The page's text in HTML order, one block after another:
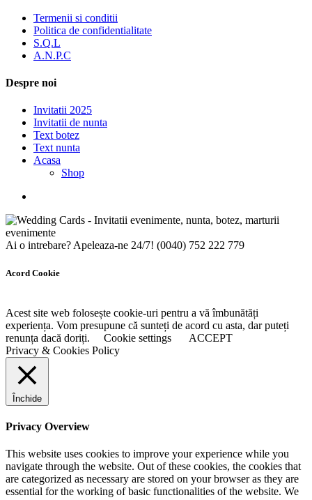
Termenii si conditii
Politica de confidentialitate
S.Q.L
A.N.P.C
Despre noi
Invitatii 2025
Invitatii de nunta
Text botez
Text nunta
Acasa
Shop
Ai o intrebare? Apeleaza-ne 24/7! (0040) 752 222 779
Acord Cookie
Acest site web folosește cookie-uri pentru a vă îmbunătăți
experiența. Vom presupune că sunteți de acord cu asta, dar puteți
renunța dacă doriți.
Cookie settings
ACCEPT
Privacy & Cookies Policy
Închide
Privacy Overview
This website uses cookies to improve your experience while you
navigate through the website. Out of these cookies, the cookies that
are categorized as necessary are stored on your browser as they are
essential for the working of basic functionalities of the website. We